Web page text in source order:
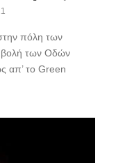
πόλη των
των Οδών
απ’ το Green